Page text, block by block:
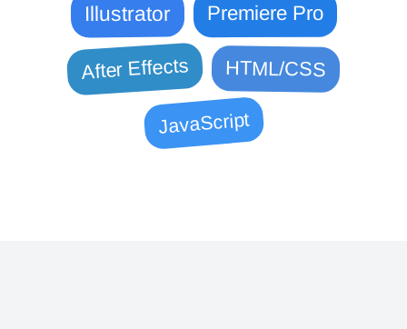
Illustrator Premiere Pro
After Effects HTML/CSS
JavaScript